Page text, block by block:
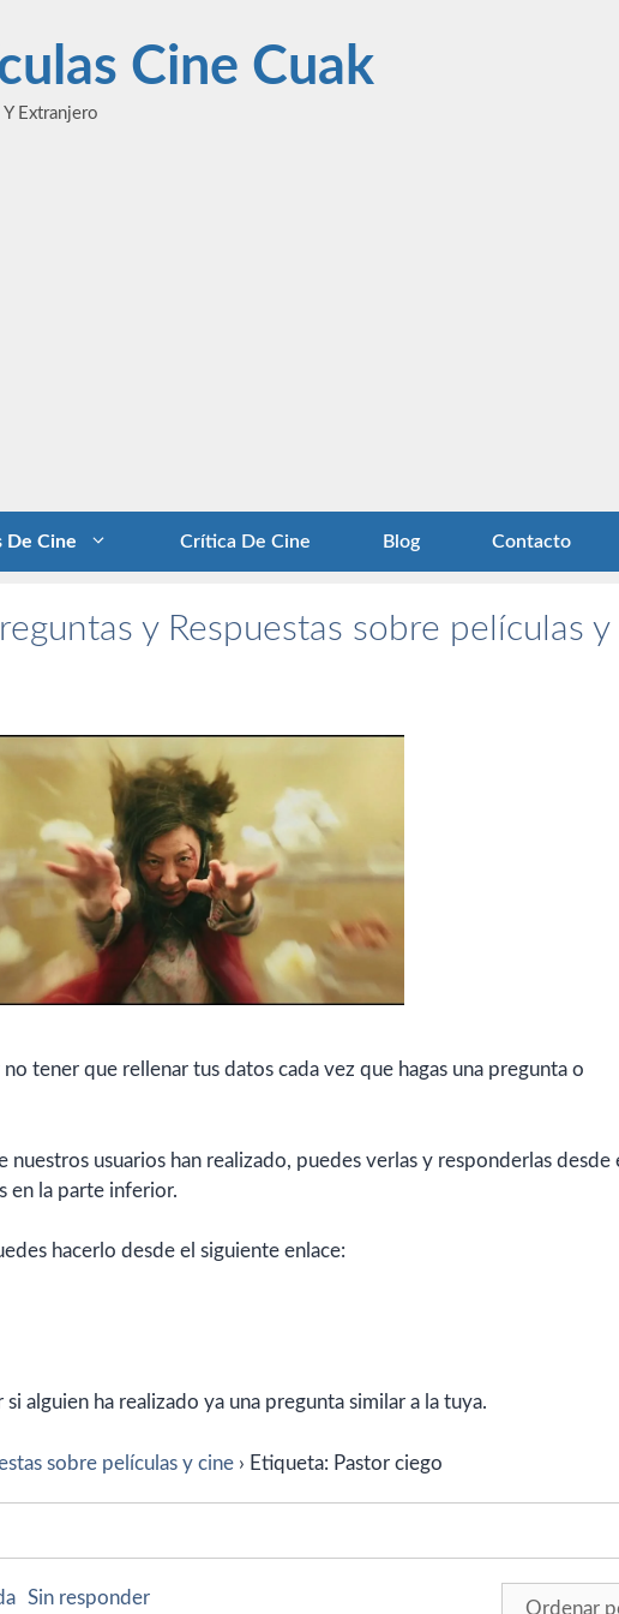
Cine Cuak
Extranjero
De Cine Crítica De Cine Blog Contacto
y Respuestas sobre películas y
no tener que rellenar tus datos cada vez que hagas una pregunta o
nuestros usuarios han realizado, puedes verlas y responderlas desde
en la parte inferior.
hacerlo desde el siguiente enlace:
alguien ha realizado ya una pregunta similar a la tuya.
sobre películas y cine › Etiqueta: Pastor ciego
Sin responder